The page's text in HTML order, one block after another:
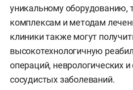
уникальному
комплексам и методам
клиники также могут
высокотехнологичную
операций, неврологических
сосудистых заболеваний.